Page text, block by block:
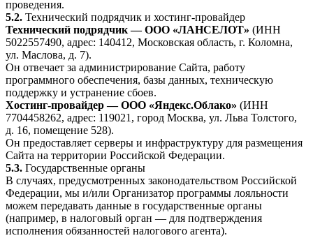
проведения.
5.2. Технический подрядчик и хостинг-провайдер
Технический подрядчик — ООО «ЛАНСЕЛОТ» (ИНН
5022557490, адрес: 140412, Московская область, г. Коломна,
ул. Маслова, д. 7).
Он отвечает за администрирование Сайта, работу
программного обеспечения, базы данных, техническую
поддержку и устранение сбоев.
Хостинг-провайдер — ООО «Яндекс.Облако» (ИНН
7704458262, адрес: 119021, город Москва, ул. Льва Толстого,
д. 16, помещение 528).
Он предоставляет серверы и инфраструктуру для размещения
Сайта на территории Российской Федерации.
5.3. Государственные органы
В случаях, предусмотренных законодательством Российской
Федерации, мы и/или Организатор программы лояльности
можем передавать данные в государственные органы
(например, в налоговый орган — для подтверждения
исполнения обязанностей налогового агента).